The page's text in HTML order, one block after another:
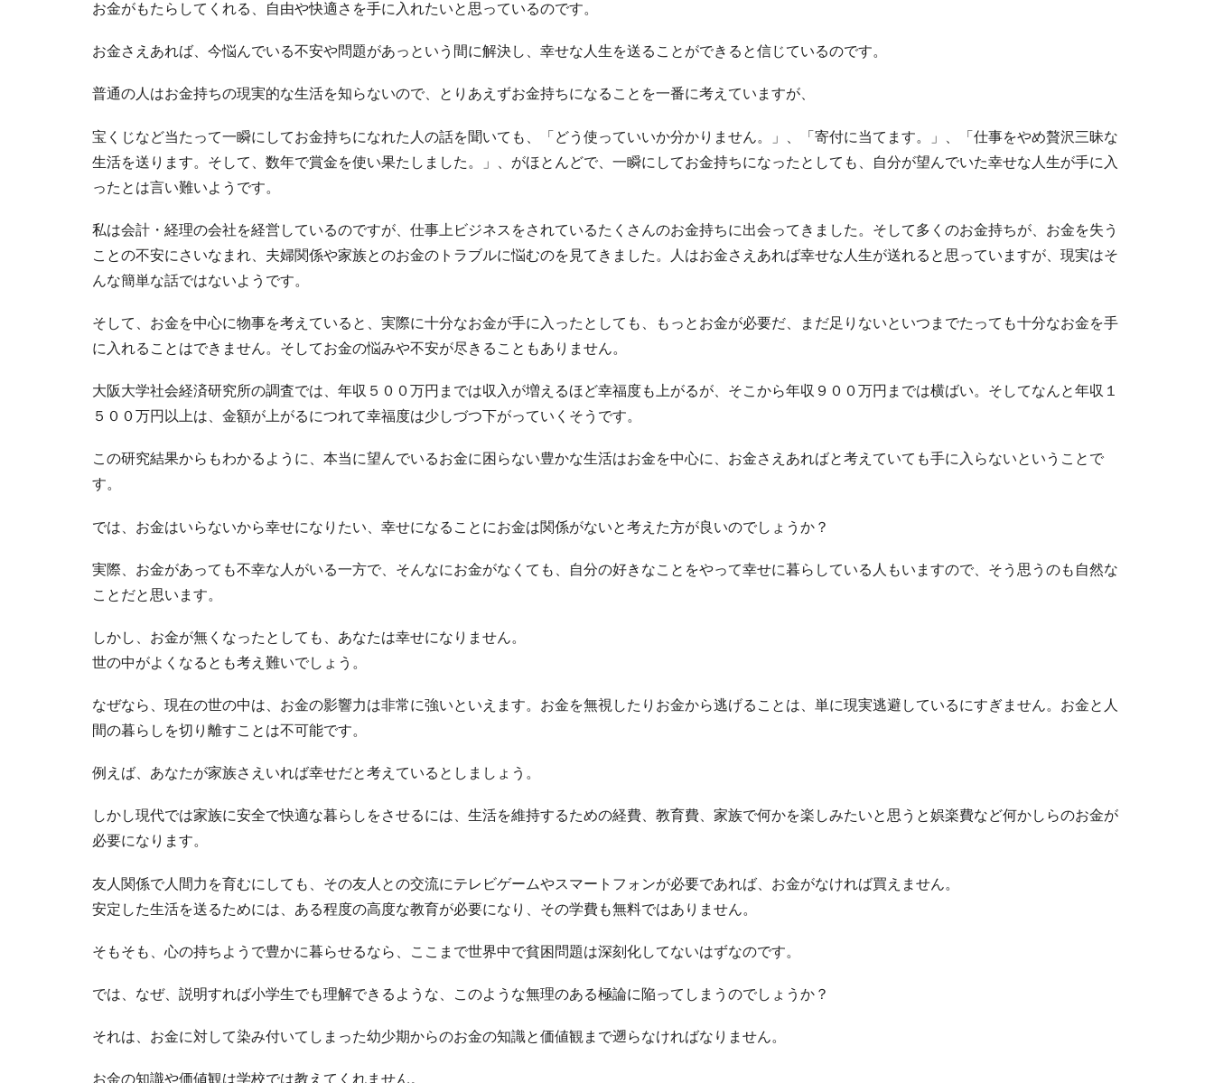
お金がもたらしてくれる、自由や快適さを手に入れたいと思っているのです。
お金さえあれば、今悩んでいる不安や問題があっという間に解決し、幸せな人生を送ることができると信じているのです。
普通の人はお金持ちの現実的な生活を知らないので、とりあえずお金持ちになることを一番に考えていますが、
宝くじなど当たって一瞬にしてお金持ちになれた人の話を聞いても、「どう使っていいか分かりません。」、「寄付に当てます。」、「仕事をやめ贅沢三昧な
生活を送ります。そして、数年で賞金を使い果たしました。」、がほとんどで、一瞬にしてお金持ちになったとしても、自分が望んでいた幸せな人生が手に入
ったとは言い難いようです。
私は会計・経理の会社を経営しているのですが、仕事上ビジネスをされているたくさんのお金持ちに出会ってきました。そして多くのお金持ちが、お金を失う
ことの不安にさいなまれ、夫婦関係や家族とのお金のトラブルに悩むのを見てきました。人はお金さえあれば幸せな人生が送れると思っていますが、現実はそ
んな簡単な話ではないようです。
そして、お金を中心に物事を考えていると、実際に十分なお金が手に入ったとしても、もっとお金が必要だ、まだ足りないといつまでたっても十分なお金を手
に入れることはできません。そしてお金の悩みや不安が尽きることもありません。
大阪大学社会経済研究所の調査では、年収５００万円までは収入が増えるほど幸福度も上がるが、そこから年収９００万円までは横ばい。そしてなんと年収１
５００万円以上は、金額が上がるにつれて幸福度は少しづつ下がっていくそうです。
この研究結果からもわかるように、本当に望んでいるお金に困らない豊かな生活はお金を中心に、お金さえあればと考えていても手に入らないということで
す。
では、お金はいらないから幸せになりたい、幸せになることにお金は関係がないと考えた方が良いのでしょうか？
実際、お金があっても不幸な人がいる一方で、そんなにお金がなくても、自分の好きなことをやって幸せに暮らしている人もいますので、そう思うのも自然な
ことだと思います。
しかし、お金が無くなったとしても、あなたは幸せになりません。
世の中がよくなるとも考え難いでしょう。
なぜなら、現在の世の中は、お金の影響力は非常に強いといえます。お金を無視したりお金から逃げることは、単に現実逃避しているにすぎません。お金と人
間の暮らしを切り離すことは不可能です。
例えば、あなたが家族さえいれば幸せだと考えているとしましょう。
しかし現代では家族に安全で快適な暮らしをさせるには、生活を維持するための経費、教育費、家族で何かを楽しみたいと思うと娯楽費など何かしらのお金が
必要になります。
友人関係で人間力を育むにしても、その友人との交流にテレビゲームやスマートフォンが必要であれば、お金がなければ買えません。
安定した生活を送るためには、ある程度の高度な教育が必要になり、その学費も無料ではありません。
そもそも、心の持ちようで豊かに暮らせるなら、ここまで世界中で貧困問題は深刻化してないはずなのです。
では、なぜ、説明すれば小学生でも理解できるような、このような無理のある極論に陥ってしまうのでしょうか？
それは、お金に対して染み付いてしまった幼少期からのお金の知識と価値観まで遡らなければなりません。
お金の知識や価値観は学校では教えてくれません。